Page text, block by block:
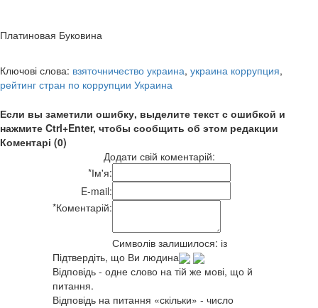
Платиновая Буковина
Ключові слова: взяточничество украина, украина коррупция,
рейтинг стран по коррупции Украина
Если вы заметили ошибку, выделите текст с ошибкой и
нажмите Ctrl+Enter, чтобы сообщить об этом редакции
Коментарі (0)
Додати свій коментарій:
*Ім'я:
E-mail:
*Коментарій:
Символів залишилося: із
Підтвердіть, що Ви людина
Відповідь - одне слово на тій же мові, що й
питання.
Відповідь на питання «скільки» - число